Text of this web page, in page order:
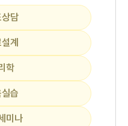
담
계
학
습
미나